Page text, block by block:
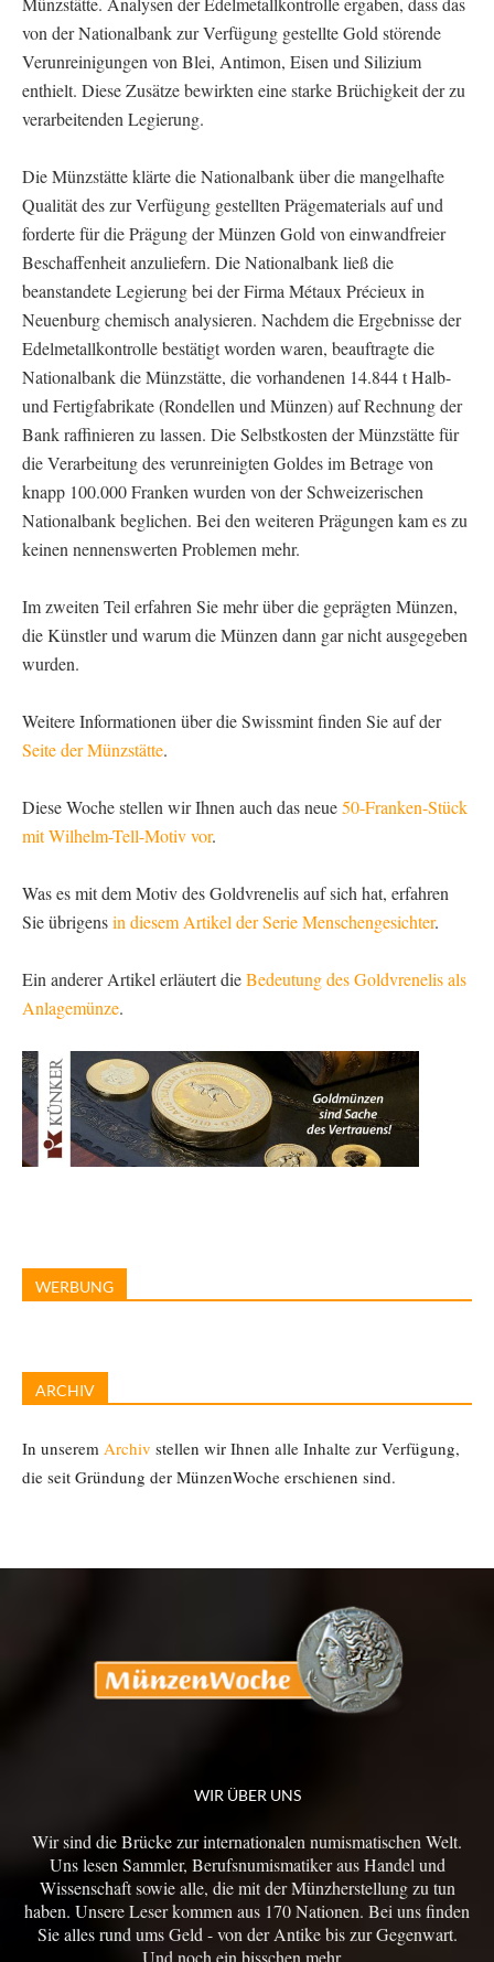
von der Nationalbank zur Verfügung gestellte Gold störende
Verunreinigungen von Blei, Antimon, Eisen und Silizium
enthielt. Diese Zusätze bewirkten eine starke Brüchigkeit der zu
verarbeitenden Legierung.
Die Münzstätte klärte die Nationalbank über die mangelhafte
Qualität des zur Verfügung gestellten Prägematerials auf und
forderte für die Prägung der Münzen Gold von einwandfreier
Beschaffenheit anzuliefern. Die Nationalbank ließ die
beanstandete Legierung bei der Firma Métaux Précieux in
Neuenburg chemisch analysieren. Nachdem die Ergebnisse der
Edelmetallkontrolle bestätigt worden waren, beauftragte die
Nationalbank die Münzstätte, die vorhandenen 14.844 t Halb-
und Fertigfabrikate (Rondellen und Münzen) auf Rechnung der
Bank raffinieren zu lassen. Die Selbstkosten der Münzstätte für
die Verarbeitung des verunreinigten Goldes im Betrage von
knapp 100.000 Franken wurden von der Schweizerischen
Nationalbank beglichen. Bei den weiteren Prägungen kam es zu
keinen nennenswerten Problemen mehr.
Im zweiten Teil erfahren Sie mehr über die geprägten Münzen,
die Künstler und warum die Münzen dann gar nicht ausgegeben
wurden.
Weitere Informationen über die Swissmint finden Sie auf der
Seite der Münzstätte.
Diese Woche stellen wir Ihnen auch das neue50-Franken-Stück
mit Wilhelm-Tell-Motiv vor.
Was es mit dem Motiv des Goldvrenelis auf sich hat, erfahren
Sie übrigensin diesem Artikel der Serie Menschengesichter.
Ein anderer Artikel erläutert dieBedeutung des Goldvrenelis als
Anlagemünze.
WERBUNG
ARCHIV
In unserem Archiv stellen wir Ihnen alle Inhalte zur Verfügung,
die seit Gründung der MünzenWoche erschienen sind.
WIR ÜBER UNS
Wir sind die Brücke zur internationalen numismatischen Welt.
Uns lesen Sammler, Berufsnumismatiker aus Handel und
Wissenschaft sowie alle, die mit der Münzherstellung zu tun
haben. Unsere Leser kommen aus 170 Nationen. Bei uns finden
Sie alles rund ums Geld - von der Antike bis zur Gegenwart.
Und noch ein bisschen mehr...